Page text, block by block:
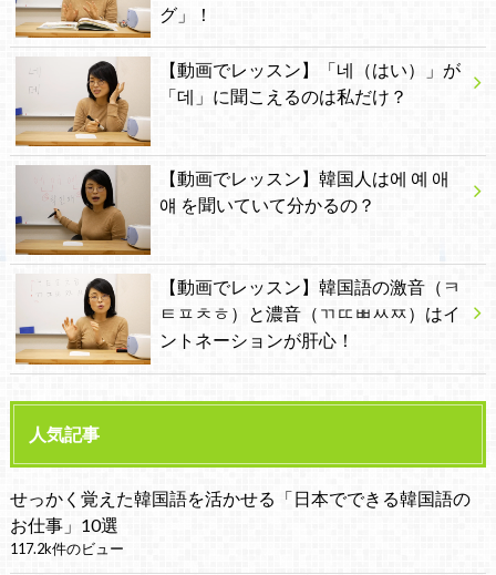
グ」！
【動画でレッスン】「네（はい）」が
「데」に聞こえるのは私だけ？
【動画でレッスン】韓国人は에 예 애
얘 を聞いていて分かるの？
【動画でレッスン】韓国語の激音（ㅋ
ㅌㅍㅊㅎ）と濃音（ㄲㄸㅃㅆㅉ）はイ
ントネーションが肝心！
人気記事
せっかく覚えた韓国語を活かせる「日本でできる韓国語の
お仕事」10選
117.2k件のビュー